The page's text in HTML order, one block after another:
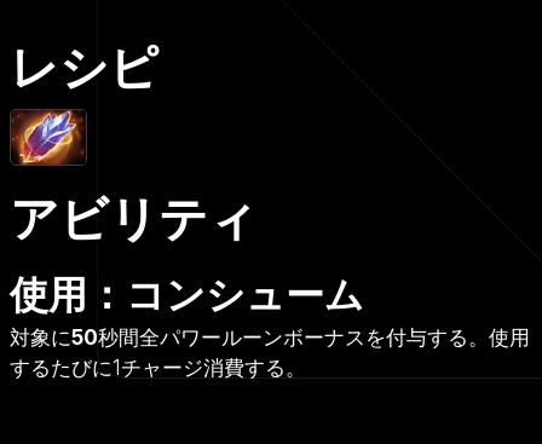
レシピ
アビリティ
使用：コンシューム
対象に50秒間全パワールーンボーナスを付与する。使用
するたびに1チャージ消費する。